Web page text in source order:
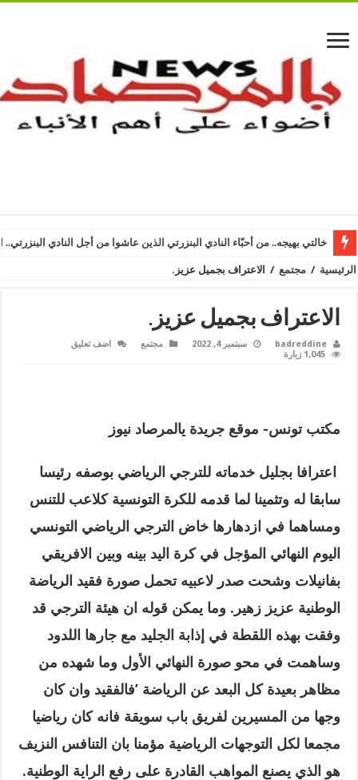
خالتي بهيجه.. من أحبّاء النادي البنزرتي الذين عاشوا من أجل النادي البنزرتي..
الرئيسية / مجتمع / الاعتراف بجميل عزيز.
الاعتراف بجميل عزيز.
badreddine سبتمبر 4, 2022 مجتمع
اضف تعليق
1,045 زيارة
مكتب تونس- موقع جريدة يالمرصاد نيوز
اعترافا بجليل خدماته للترجي الرياضي بوصفه رئيسا
سابقا له وتثمينا لما قدمه للكرة التونسية كلاعب للتنس
ومساهما في ازدهارها خاض الترجي الرياضي التونسي
اليوم النهائي المؤجل في كرة اليد بينه وبين الافريقي
بفانيلات وشحت صدر لاعبيه تحمل صورة فقيد الرياضة
الوطنية عزيز زهير . وما يمكن قوله ان هيئة الترجي قد
وفقت بهذه اللقطة في إذابة الجليد مع جارها اللدود
وساهمت في محو صورة النهائي الأول وما شهده من
مظاهر بعيدة كل البعد عن الرياضة ’فالفقيد وان كان
وجها من المسيرين لفريق باب سويقة فانه كان رياضيا
مجمعا لكل التوجهات الرياضية مؤمنا بان التنافس النزيف
هو الذي يصنع المواهب القادرة على رفع الراية الوطنية.